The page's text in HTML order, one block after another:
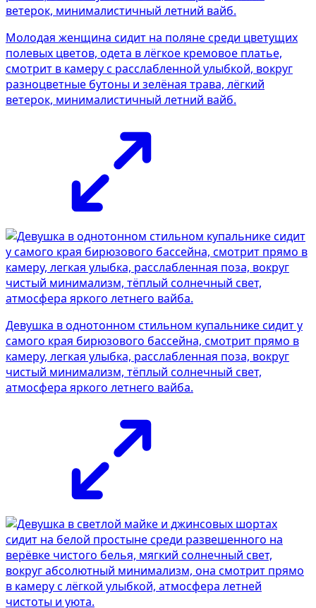
Молодая женщина сидит на поляне среди цветущих
полевых цветов, одета в лёгкое кремовое платье,
смотрит в камеру с расслабленной улыбкой, вокруг
разноцветные бутоны и зелёная трава, лёгкий
ветерок, минималистичный летний вайб.
Девушка в однотонном стильном купальнике сидит у
самого края бирюзового бассейна, смотрит прямо в
камеру, легкая улыбка, расслабленная поза, вокруг
чистый минимализм, тёплый солнечный свет,
атмосфера яркого летнего вайба.